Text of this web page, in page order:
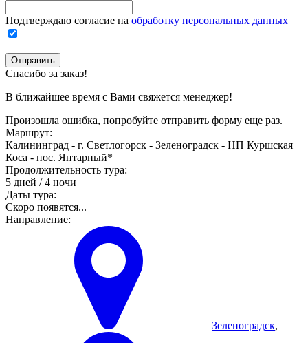
Подтверждаю согласие на обработку персональных данных
Спасибо за заказ!
В ближайшее время с Вами свяжется менеджер!
Произошла ошибка, попробуйте отправить форму еще раз.
Маршрут:
Калининград - г. Светлогорск - Зеленоградск - НП Куршская
Коса - пос. Янтарный*
Продолжительность тура:
5 дней / 4 ночи
Даты тура:
Скоро появятся...
Направление:
Зеленоградск,